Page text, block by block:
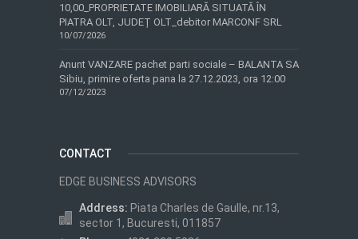
10,00_PROPRIETATE IMOBILIARĂ SITUATĂ ÎN
PIATRA OLT, JUDEȚ OLT_debitor MARCONF SRL
10/07/2026
Anunt VANZARE pachet parti sociale – BALANTA SA
Sibiu, primire oferta pana la 27.12.2023, ora 12:00
07/12/2023
CONTACT
EDGE BUSINESS ADVISORS
Address: Piata Charles de Gaulle, nr.13,
sector 1, Bucuresti, 011857